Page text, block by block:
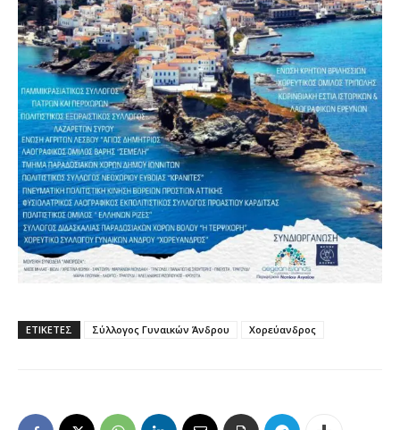
ΕΤΙΚΕΤΕΣ Σύλλογος Γυναικών Άνδρου Χορεύανδρος